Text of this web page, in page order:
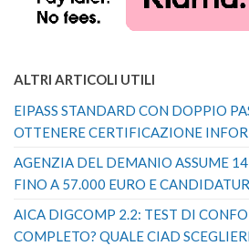
ALTRI ARTICOLI UTILI
EIPASS STANDARD CON DOPPIO
OTTENERE CERTIFICAZIONE
AGENZIA DEL DEMANIO ASSUME
FINO A 57.000 EURO E
AICA DIGCOMP 2.2: TEST DI
COMPLETO? QUALE CIAD